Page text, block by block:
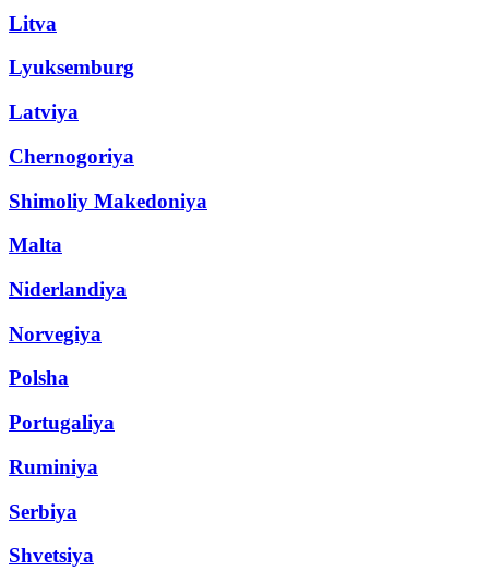
Litva
Lyuksemburg
Latviya
Chernogoriya
Shimoliy Makedoniya
Malta
Niderlandiya
Norvegiya
Polsha
Portugaliya
Ruminiya
Serbiya
Shvetsiya